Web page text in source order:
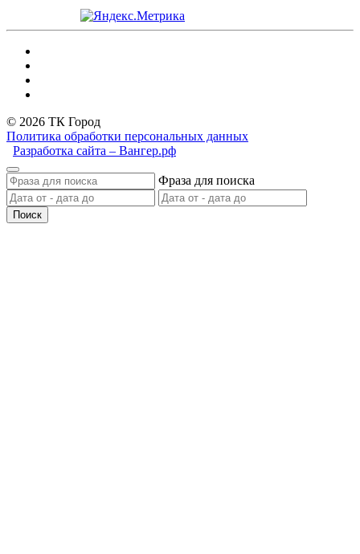
© 2026 ТК Город
Политика обработки персональных данных
Разработка сайта – Вангер.рф
Фраза для поиска
Поиск